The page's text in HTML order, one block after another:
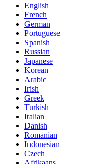
English
French
German
Portuguese
Spanish
Russian
Japanese
Korean
Arabic
Irish
Greek
Turkish
Italian
Danish
Romanian
Indonesian
Czech